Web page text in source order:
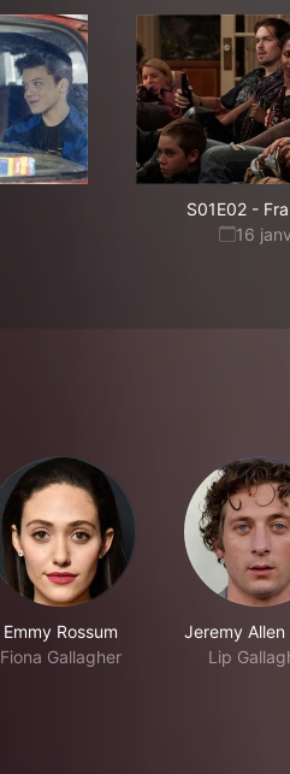
S01E02 -
16
Emmy Rossum
Fiona Gallagher
Jeremy Allen
Lip